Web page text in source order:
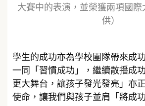
大賽中的表演，並榮獲兩項國際
供）
學生的成功亦為學校團隊帶來成
一同「習慣成功」，繼續散播成
更大舞台，讓孩子發光發亮」亦
使命，讓我們與孩子並肩「將成